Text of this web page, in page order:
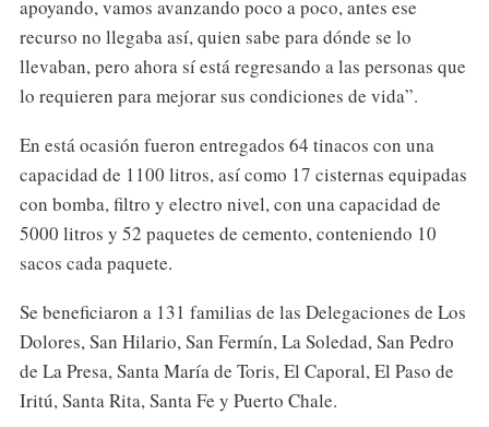
apoyando, vamos avanzando poco a poco, antes ese
recurso no llegaba así, quien sabe para dónde se lo
llevaban, pero ahora sí está regresando a las personas que
lo requieren para mejorar sus condiciones de vida”.
En está ocasión fueron entregados 64 tinacos con una
capacidad de 1100 litros, así como 17 cisternas equipadas
con bomba, filtro y electro nivel, con una capacidad de
5000 litros y 52 paquetes de cemento, conteniendo 10
sacos cada paquete.
Se beneficiaron a 131 familias de las Delegaciones de Los
Dolores, San Hilario, San Fermín, La Soledad, San Pedro
de La Presa, Santa María de Toris, El Caporal, El Paso de
Iritú, Santa Rita, Santa Fe y Puerto Chale.